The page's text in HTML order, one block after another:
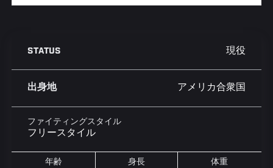
STATUS 現役
出身地 アメリカ合衆国
ファイティングスタイル
フリースタイル
年齢 身長 体重